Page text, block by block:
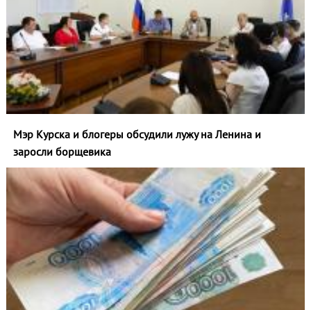
Мэр Курска и блогеры обсудили лужу на Ленина и
заросли борщевика